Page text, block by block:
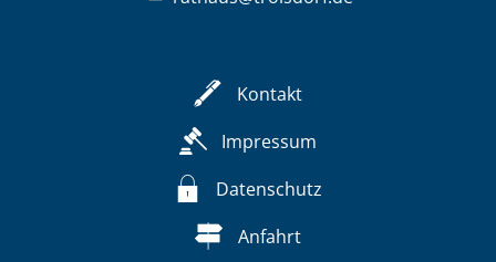
Kontakt
Impressum
Datenschutz
Anfahrt